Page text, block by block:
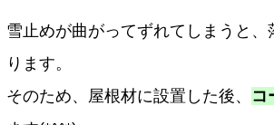
雪止めが曲がってずれてしまうと、
ります。
そのため、屋根材に設置した後、 コ